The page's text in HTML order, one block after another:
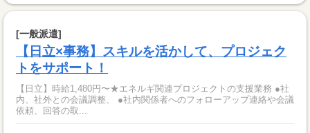
[一般派遣]
【日立×事務】スキルを活かして、プロジェク
トをサポート！
【日立】時給1,480円〜★エネルギ関連プロジェクトの支援業務 ●社
内、社外との会議調整、 ●社内関係者へのフォローアップ連絡や会議
依頼、回答の取...